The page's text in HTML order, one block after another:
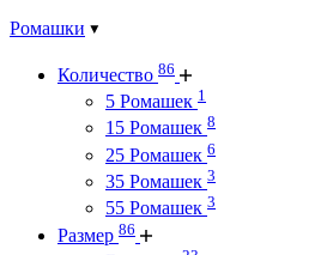
Ромашки
Количество 86
5 Ромашек 1
15 Ромашек 8
25 Ромашек 6
35 Ромашек 3
55 Ромашек 3
Размер 86